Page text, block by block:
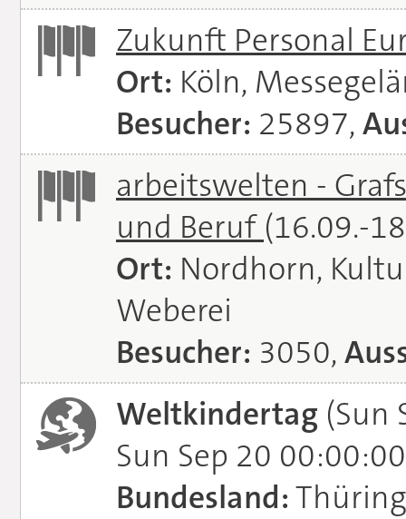
Zukunft Personal
Ort: Köln,
Besucher: 25897,
arbeitswelten -
und Beruf (16.09.-
Ort: Nordhorn,
Weberei
Besucher: 3050,
Weltkindertag (Sun
Sun Sep 20
Bundesland: